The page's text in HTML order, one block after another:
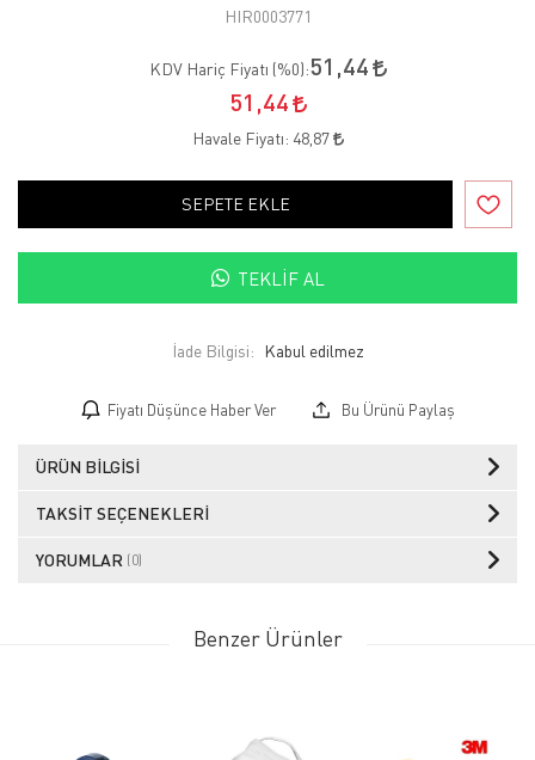
HIR0003771
KDV Hariç Fiyatı (%0):51,44
51,44
Havale Fiyatı: 48,87
SEPETE EKLE
TEKLIF AL
İade Bilgisi:
Fiyatı Düşünce Haber Ver Bu Ürünü Paylaş
ÜRÜN BILGISI
TAKSIT SEÇENEKLERI
YORUMLAR (0)
Benzer Ürünler